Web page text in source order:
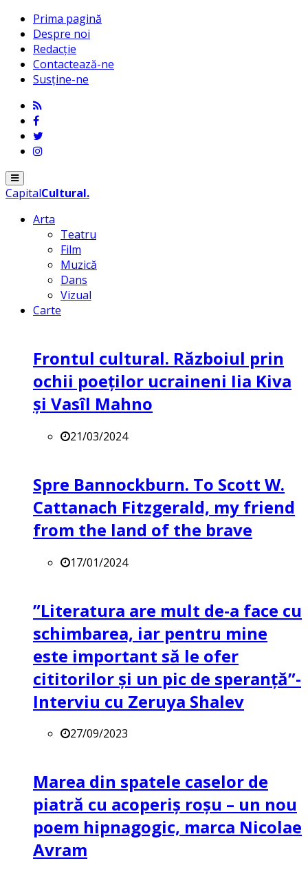
Prima pagină
Despre noi
Redacție
Contactează-ne
Susține-ne
Menu
CapitalCultural.
Arta
Teatru
Film
Muzică
Dans
Vizual
Carte
Frontul cultural. Războiul prin
ochii poeților ucraineni Iia Kiva
și Vasîl Mahno
21/03/2024
Spre Bannockburn. To Scott W.
Cattanach Fitzgerald, my friend
from the land of the brave
17/01/2024
”Literatura are mult de-a face cu
schimbarea, iar pentru mine
este important să le ofer
cititorilor și un pic de speranță”-
Interviu cu Zeruya Shalev
27/09/2023
Marea din spatele caselor de
piatră cu acoperiș roșu – un nou
poem hipnagogic, marca Nicolae
Avram